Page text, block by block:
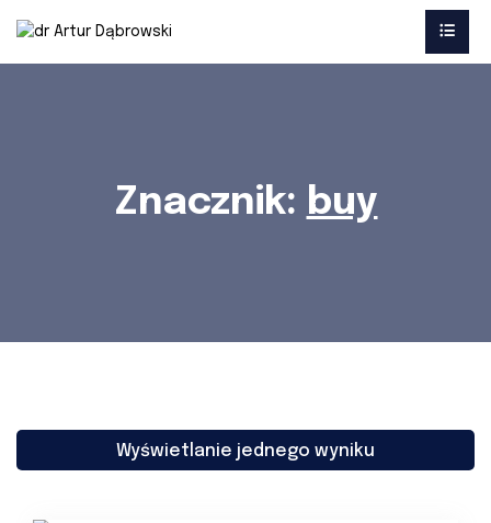
Znacznik: buy
Wyświetlanie jednego wyniku